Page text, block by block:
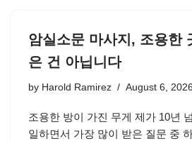
암실소문 마사지, 조용한
은 건 아닙니다
by Harold Ramirez August 6, 2026
조용한 방이 가진 무게 제가 10년
일하면서 가장 많이 받은 질문 중